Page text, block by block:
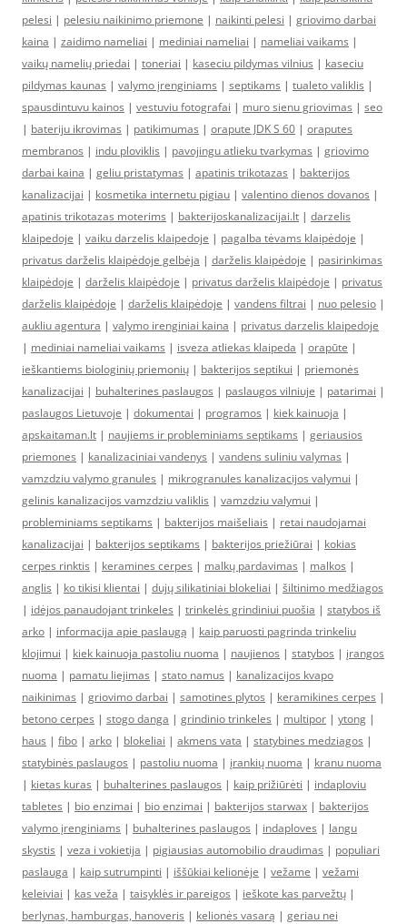
pelesi | pelesiu naikinimo priemone | naikinti pelesi | griovimo darbai
kaina | zaidimo nameliai | mediniai nameliai | nameliai vaikams |
vaikų namelių priedai | toneriai | kaseciu pildymas vilnius | kaseciu
pildymas kaunas | valymo įrenginiams | septikams | tualeto valiklis |
spausdintuvu kainos | vestuviu fotografai | muro sienu griovimas | seo
| bateriju ikrovimas | patikimumas | orapute JDK S 60 | oraputes
membranos | indu ploviklis | pavojingu atlieku tvarkymas | griovimo
darbai kaina | geliu pristatymas | apatinis trikotazas | bakterijos
kanalizacijai | kosmetika internetu pigiau | valentino dienos dovanos |
apatinis trikotazas moterims | bakterijoskanalizacijai.lt | darzelis
klaipedoje | vaiku darzelis klaipedoje | pagalba tėvams klaipėdoje |
privatus darželis klaipėdoje gelbėja | darželis klaipėdoje | pasirinkimas
klaipėdoje | darželis klaipėdoje | privatus darželis klaipėdoje | privatus
darželis klaipėdoje | darželis klaipėdoje | vandens filtrai | nuo pelesio |
aukliu agentura | valymo irenginiai kaina | privatus darzelis klaipedoje
| mediniai nameliai vaikams | isveza atliekas klaipeda | orapūte |
ieškantiems biologinių priemonių | bakterijos septikui | priemonės
kanalizacijai | buhalterines paslaugos | paslaugos vilniuje | patarimai |
paslaugos Lietuvoje | dokumentai | programos | kiek kainuoja |
apskaitaman.lt | naujiems ir probleminiams septikams | geriausios
priemones | kanalizaciniai vandenys | vandens suliniu valymas |
vamzdziu valymo granules | mikrogranules kanalizacijos valymui |
gelinis kanalizacijos vamzdziu valiklis | vamzdziu valymui |
probleminiams septikams | bakterijos maišeliais | retai naudojamai
kanalizacijai | bakterijos septikams | bakterijos priežiūrai | kokias
cerpes rinktis | keramines cerpes | malkų pardavimas | malkos |
anglis | ko tikisi klientai | dujų silikatiniai blokeliai | šiltinimo medžiagos
| idėjos panaudojant trinkeles | trinkelės grindiniui puošia | statybos iš
arko | informacija apie paslaugą | kaip paruosti pagrinda trinkeliu
klojimui | kiek kainuoja pastoliu nuoma | naujienos | statybos | įrangos
nuoma | pamatu liejimas | stato namus | kanalizacijos kvapo
naikinimas | griovimo darbai | samotines plytos | keramikines cerpes |
betono cerpes | stogo danga | grindinio trinkeles | multipor | ytong |
haus | fibo | arko | blokeliai | akmens vata | statybines medziagos |
statybinės paslaugos | pastoliu nuoma | įrankių nuoma | kranu nuoma
| kietas kuras | buhalterines paslaugos | kaip prižiūrėti | indaploviu
tabletes | bio enzimai | bio enzimai | bakterijos starwax | bakterijos
valymo įrenginiams | buhalterines paslaugos | indaploves | langu
skystis | veza i vokietija | pigiausias automobilio draudimas | populiari
paslauga | kaip sutrumpinti | iššūkiai kelionėje | vežame | vežami
keleiviai | kas veža | taisyklės ir pareigos | ieškote kas parvežtų |
berlynas, hamburgas, hanoveris | kelionės vasarą | geriau nei